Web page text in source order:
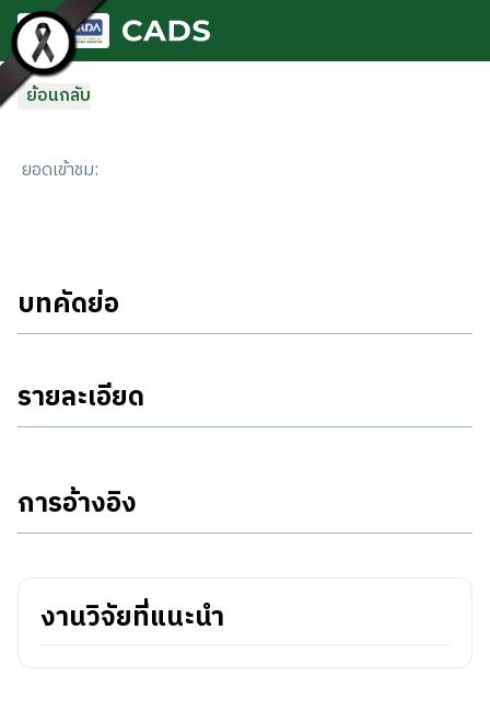
ข้ามไปยังเนื้อหาหลัก
ย้อนกลับ
ยอดเข้าชม:
บทคัดย่อ
รายละเอียด
การอ้างอิง
งานวิจัยที่แนะนำ